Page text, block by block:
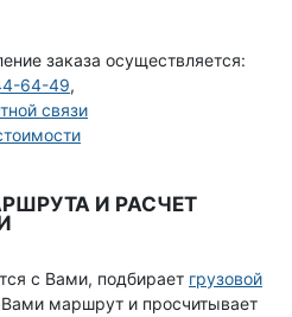
заказа осуществляется:
64-49,
связи
И РАСЧЕТ
с Вами, подбирает грузовой
Вами маршрут и просчитывает